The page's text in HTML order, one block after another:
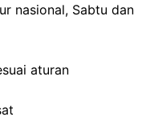
nasional, Sabtu dan
aturan